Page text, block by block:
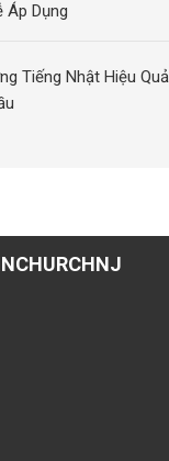
Áp Dụng
Tiếng Nhật Hiệu